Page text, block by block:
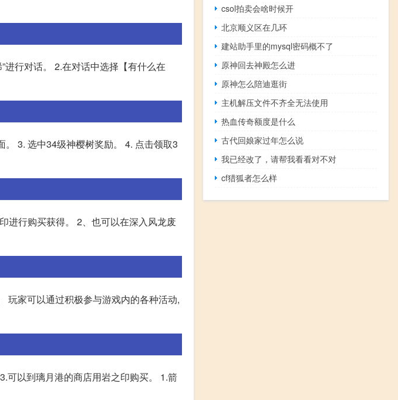
进行对话。 2.在对话中选择【有什么在
3. 选中34级神樱树奖励。 4. 点击领取3
进行购买获得。 2、也可以在深入风龙废
玩家可以通过积极参与游戏内的各种活动,
可以到璃月港的商店用岩之印购买。 1.箭
csol拍卖会啥时候开
北京顺义区在几环
建站助手里的mysql密码概不了
原神回去神殿怎么进
原神怎么陪迪逛街
主机解压文件不齐全无法使用
热血传奇额度是什么
古代回娘家过年怎么说
我已经改了，请帮我看看对不对
cf猎狐者怎么样